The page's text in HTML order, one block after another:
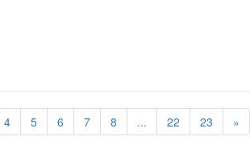
4 5 6 7 8 ... 22 23 »